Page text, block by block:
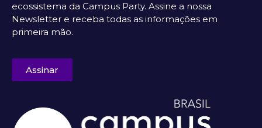
ecossistema da Campus Party. Assine a nossa
Newsletter e receba todas as informações em
primeira mão.
Assinar